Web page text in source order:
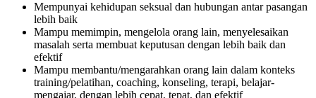
Mempunyai kehidupan seksual dan hubungan antar pasangan
lebih baik
Mampu memimpin, mengelola orang lain, menyelesaikan
masalah serta membuat keputusan dengan lebih baik dan
efektif
Mampu membantu/mengarahkan orang lain dalam konteks
training/pelatihan, coaching, konseling, terapi, belajar-
mengajar, dengan lebih cepat, tepat, dan efektif